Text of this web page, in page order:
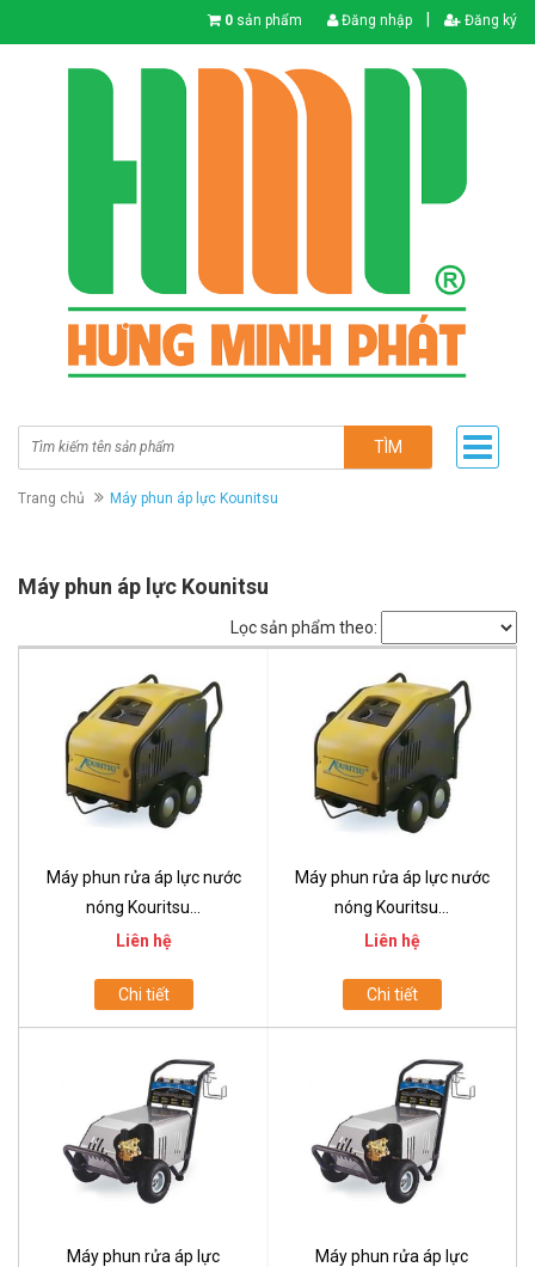
0 sản phẩm Đăng nhập Đăng ký
TÌM
Trang chủ Máy phun áp lực Kounitsu
Máy phun áp lực Kounitsu
Lọc sản phẩm theo:
Máy phun rửa áp lực nước
nóng Kouritsu...
Liên hệ
Chi tiết
Máy phun rửa áp lực nước
nóng Kouritsu...
Liên hệ
Chi tiết
Máy phun rửa áp lực
Máy phun rửa áp lực